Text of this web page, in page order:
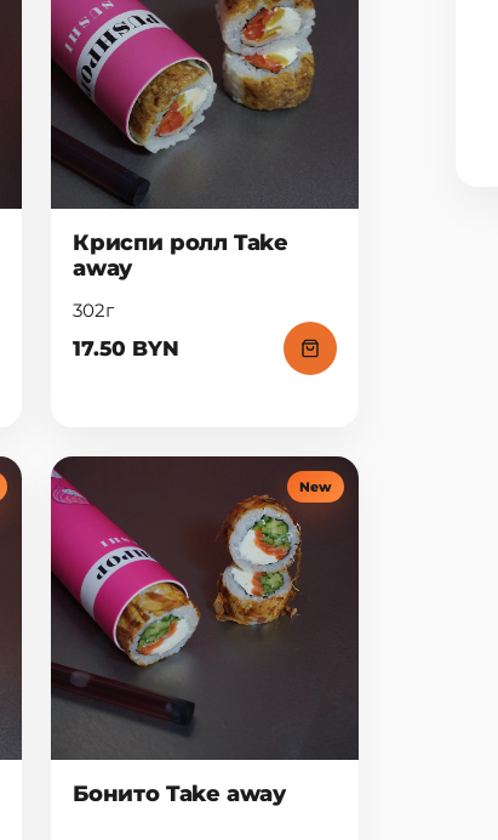
Криспи ролл Take
away
302г
17.50 BYN
New
Бонито Take away